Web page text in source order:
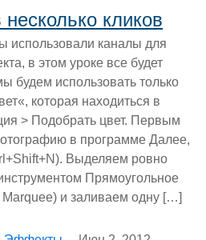
кликов
использовали каналы для
в этом уроке все будет
будем использовать только
которая находиться в
> Подобрать цвет. Первым
в программе Далее,
Выделяем ровно
Прямоугольное
и заливаем одну […]